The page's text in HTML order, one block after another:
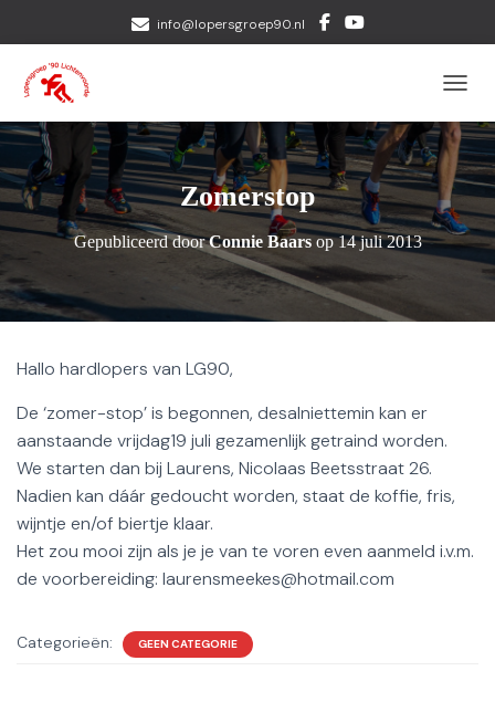
info@lopersgroep90.nl
Zomerstop
Gepubliceerd doorConnie Baarsop14 juli 2013
Hallo hardlopers van LG90,
De ‘zomer-stop’ is begonnen, desalniettemin kan er
aanstaande vrijdag19 juli gezamenlijk getraind worden.
We starten dan bij Laurens, Nicolaas Beetsstraat 26.
Nadien kan dáár gedoucht worden, staat de koffie, fris,
wijntje en/of biertje klaar.
Het zou mooi zijn als je je van te voren even aanmeld i.v.m.
de voorbereiding: laurensmeekes@hotmail.com
Categorieën: GEEN CATEGORIE